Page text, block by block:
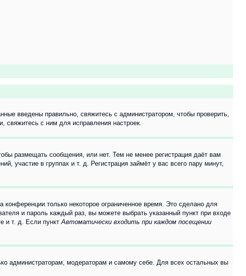
введены правильно, свяжитесь с администратором, чтобы проверить,
свяжитесь с ним для исправления настроек.
размещать сообщения, или нет. Тем не менее регистрация даёт вам
участие в группах и т. д. Регистрация займёт у вас всего пару минут,
только некоторое ограниченное время. Это сделано для
и пароль каждый раз, вы можете выбрать указанный пункт при входе
и т. д. Если пунктАвтоматически входить при каждом посещении
администраторам, модераторам и самому себе. Для всех остальных вы